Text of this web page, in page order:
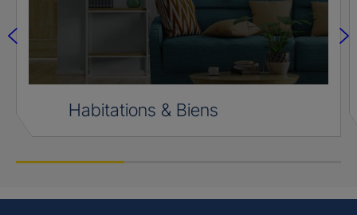
Habitations & Biens